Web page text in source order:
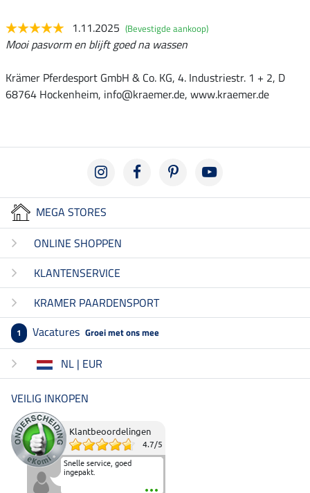
1.11.2025 (Bevestigde aankoop)
Mooi pasvorm en blijft goed na wassen
Krämer Pferdesport GmbH & Co. KG, 4. Industriestr. 1 + 2, D
68764 Hockenheim, info@kraemer.de, www.kraemer.de
MEGA STORES
ONLINE SHOPPEN
KLANTENSERVICE
KRAMER PAARDENSPORT
1 Vacatures Groei met ons mee
NL | EUR
VEILIG INKOPEN
Klantbeoordelingen
4.7/5
Snelle service, goed
ingepakt.